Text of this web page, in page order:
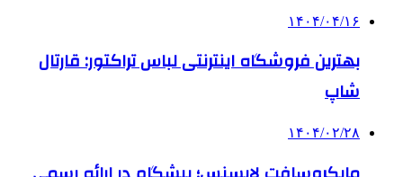
۱۴۰۴/۰۴/۱۶
بهترین فروشگاه اینترنتی لباس تراکتور: قارتال
شاپ
۱۴۰۴/۰۲/۲۸